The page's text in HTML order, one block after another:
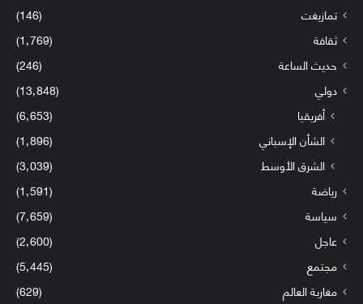
تمازيغت
(146)
ثقافة
(1٬769)
حديث الساعة
(246)
دولي
(13٬848)
أفريقيا
(6٬653)
الشأن الإسباني
(1٬896)
الشرق الأوسط
(3٬039)
رياضة
(1٬591)
سياسة
(7٬659)
عاجل
(2٬600)
مجتمع
(5٬445)
مغاربة العالم
(629)